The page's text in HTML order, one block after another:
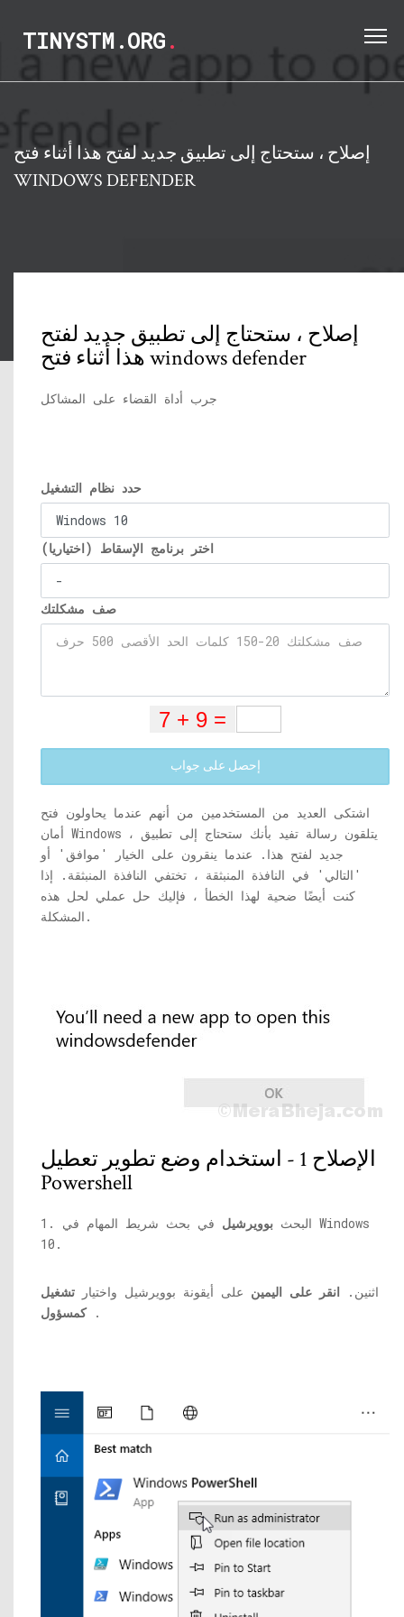
TINYSTM.ORG.
إصلاح ، ستحتاج إلى تطبيق جديد لفتح هذا أثناء فتح
WINDOWS DEFENDER
إصلاح ، ستحتاج إلى تطبيق جديد لفتح
هذا أثناء فتح windows defender
جرب أداة القضاء على المشاكل
حدد نظام التشغيل
اختر برنامج الإسقاط (اختياريا)
صف مشكلتك
إحصل على جواب
اشتكى العديد من المستخدمين من أنهم عندما يحاولون فتح
أمان Windows ، يتلقون رسالة تفيد بأنك ستحتاج إلى تطبيق
جديد لفتح هذا. عندما ينقرون على الخيار 'موافق' أو
'التالي' في النافذة المنبثقة ، تختفي النافذة المنبثقة. إذا
كنت أيضًا ضحية لهذا الخطأ ، فإليك حل عملي لحل هذه
المشكلة.
الإصلاح 1 - استخدام وضع تطوير تعطيل
Powershell
1. البحث بوويرشيل في بحث شريط المهام في Windows
10.
اثنين. انقر على اليمين على أيقونة بوويرشيل واختيار تشغيل
كمسؤول.